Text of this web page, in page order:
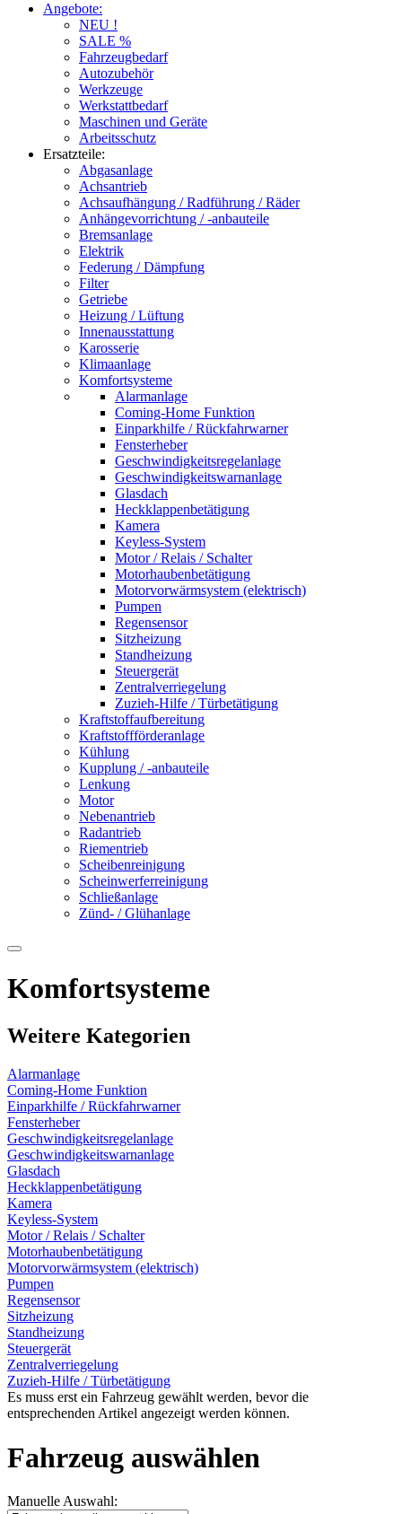
Angebote:
NEU !
SALE %
Fahrzeugbedarf
Autozubehör
Werkzeuge
Werkstattbedarf
Maschinen und Geräte
Arbeitsschutz
Ersatzteile:
Abgasanlage
Achsantrieb
Achsaufhängung / Radführung / Räder
Anhängevorrichtung / -anbauteile
Bremsanlage
Elektrik
Federung / Dämpfung
Filter
Getriebe
Heizung / Lüftung
Innenausstattung
Karosserie
Klimaanlage
Komfortsysteme
Alarmanlage
Coming-Home Funktion
Einparkhilfe / Rückfahrwarner
Fensterheber
Geschwindigkeitsregelanlage
Geschwindigkeitswarnanlage
Glasdach
Heckklappenbetätigung
Kamera
Keyless-System
Motor / Relais / Schalter
Motorhaubenbetätigung
Motorvorwärmsystem (elektrisch)
Pumpen
Regensensor
Sitzheizung
Standheizung
Steuergerät
Zentralverriegelung
Zuzieh-Hilfe / Türbetätigung
Kraftstoffaufbereitung
Kraftstoffförderanlage
Kühlung
Kupplung / -anbauteile
Lenkung
Motor
Nebenantrieb
Radantrieb
Riementrieb
Scheibenreinigung
Scheinwerferreinigung
Schließanlage
Zünd- / Glühanlage
Komfortsysteme
Weitere Kategorien
Alarmanlage
Coming-Home Funktion
Einparkhilfe / Rückfahrwarner
Fensterheber
Geschwindigkeitsregelanlage
Geschwindigkeitswarnanlage
Glasdach
Heckklappenbetätigung
Kamera
Keyless-System
Motor / Relais / Schalter
Motorhaubenbetätigung
Motorvorwärmsystem (elektrisch)
Pumpen
Regensensor
Sitzheizung
Standheizung
Steuergerät
Zentralverriegelung
Zuzieh-Hilfe / Türbetätigung
Es muss erst ein Fahrzeug gewählt werden, bevor die
entsprechenden Artikel angezeigt werden können.
Fahrzeug auswählen
Manuelle Auswahl: